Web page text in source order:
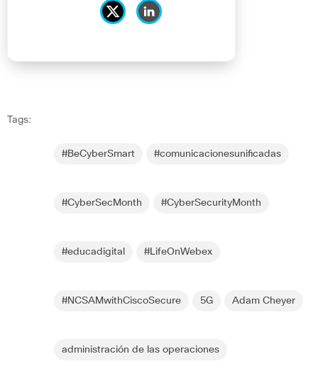
Tags:
#BeCyberSmart #comunicacionesunificadas
#CyberSecMonth #CyberSecurityMonth
#educadigital #LifeOnWebex
#NCSAMwithCiscoSecure 5G Adam Cheyer
administración de las operaciones